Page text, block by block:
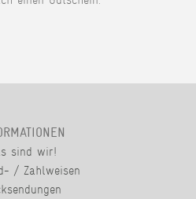
sind wir!
/ Zahlweisen